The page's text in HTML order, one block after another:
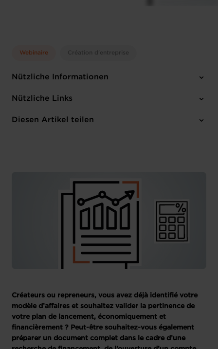
Webinaire Création d'entreprise
Nützliche Informationen
Dienstag 12 Dez 2023
Online Workshop
Nützliche Links
Anmelden
Diesen Artikel teilen
Créateurs ou repreneurs, vous avez déjà identifié votre
modèle d’affaires et souhaitez valider la pertinence de
votre plan de lancement, économiquement et
financièrement ? Peut-être souhaitez-vous également
préparer un document complet dans le cadre d’une